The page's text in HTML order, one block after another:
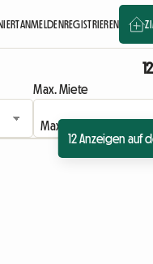
ANMELDENREGISTRIEREN
Max. Miete
12 Anzeigen auf